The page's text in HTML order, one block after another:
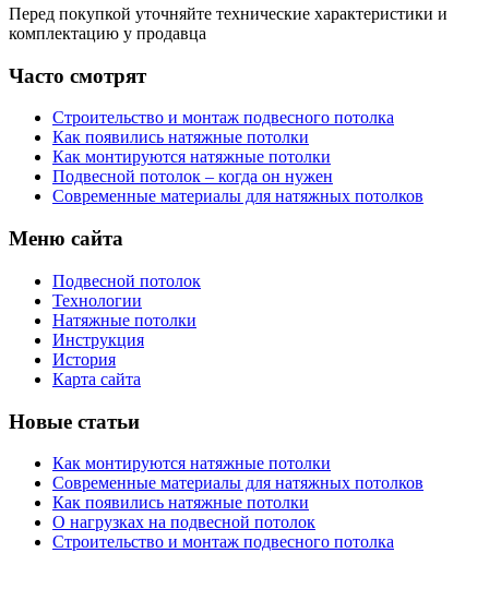
Перед покупкой уточняйте технические характеристики и
комплектацию у продавца
Часто смотрят
Строительство и монтаж подвесного потолка
Как появились натяжные потолки
Как монтируются натяжные потолки
Подвесной потолок – когда он нужен
Современные материалы для натяжных потолков
Меню сайта
Подвесной потолок
Технологии
Натяжные потолки
Инструкция
История
Карта сайта
Новые статьи
Как монтируются натяжные потолки
Современные материалы для натяжных потолков
Как появились натяжные потолки
О нагрузках на подвесной потолок
Строительство и монтаж подвесного потолка